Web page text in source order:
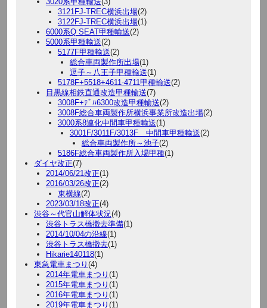
3121FJ-TREC横浜出場(2)
3122FJ-TREC横浜出場(1)
6000系Q SEAT甲種輸送(2)
5000系甲種輸送(2)
5177F甲種輸送(2)
総合車両製作所出場(1)
逗子～八王子甲種輸送(1)
5178F+5518+4611-4711甲種輸送(2)
目黒線相鉄直通改造甲種輸送(7)
3008F+ﾃﾞﾊ6300改造甲種輸送(2)
3008F総合車両製作所横浜事業所改造出場(2)
3000系8連化中間車甲種輸送(1)
3001F/3011F/3013F 中間車甲種輸送(2)
総合車両製作所～池子(2)
5186F総合車両製作所入場甲種(1)
ダイヤ改正(7)
2014/06/21改正(1)
2016/03/26改正(2)
東横線(2)
2023/03/18改正(4)
渋谷～代官山解体状況(4)
渋谷トラス橋撤去準備(1)
2014/10/04の沿線(1)
渋谷トラス橋撤去(1)
Hikarie140118(1)
東急電車まつり (4)
2014年電車まつり (1)
2015年電車まつり (1)
2016年電車まつり (1)
2019年電車まつり (1)